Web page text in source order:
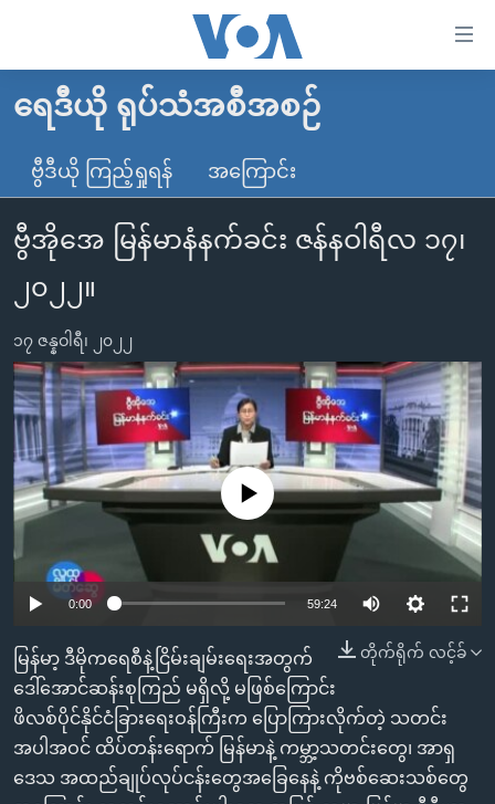
လွယ်ကူ
သည့်
Link
များ
ပင်မ
သို့
ကျော်
ကြည့်
ရန်
ပင်မ
အ
ညွန်း
စာမျက်နှာ
ကြည့်
ရန်
ရှာဖွေ
ရန်
နေရာ
သို့
မူလစာမျက်နှာ
မြန်မာ
ကမ္ဘာ့သတင်းများ
နိုင်ငံတကာ
အစ္စရေး-ပါလက်စတိုင်း
ဗွီဒီယို
ရပ်ဝန်းတခု လမ်းတခု အလွန်
အင်္ဂလိပ်စာလေ့လာမယ်
အမေရိကန်သုံးအီဒီယံ
မကြေးမုံရဲ့ အင်္ဂလိပ်စာ
ရုပ်ရှင်ထဲက အင်္ဂလိပ်စာ
သုတပဒေသာ အင်္ဂလိပ်စာ
အပတ်စဉ်ကဏ္ဍများ
ရေဒီယို
တီဗွီ
ရေဒီယိုနှင့်ရုပ်သံ အချက်အလက်များ
ရေဒီယို/တီဗွီအစီအစဉ်
Learning English
ဗွီအိုအေ လူမှုကွန်ယက်များ
ဘာသာစကားများ
ရေဒီယို ရုပ်သံအစီအစဉ်
ဗွီဒီယို ကြည့်ရှုရန် အကြောင်း
ဗွီအိုအေ မြန်မာနံနက်ခင်း ဇန်နဝါရီလ ၁၇၊
၂၀၂၂။
၁၇ ဇန္နဝါရီ၊ ၂၀၂၂
No media source currently available
0:00 59:24
တိုက်ရိုက် လင့်ခ်
မြန်မာ့ ဒီမိုကရေစီနဲ့ငြိမ်းချမ်းရေးအတွက်
ဒေါ်အောင်ဆန်းစုကြည် မရှိလို့ မဖြစ်ကြောင်း
ဖိလစ်ပိုင်နိုင်ငံခြားရေးဝန်ကြီးက ပြောကြားလိုက်တဲ့ သတင်း
အပါအဝင် ထိပ်တန်းရောက် မြန်မာနဲ့ ကမ္ဘာ့သတင်းတွေ၊ အာရှ
ဒေသ အထည်ချုပ်လုပ်ငန်းတွေအခြေနေနဲ့ ကိုဗစ်ဆေးသစ်တွေ